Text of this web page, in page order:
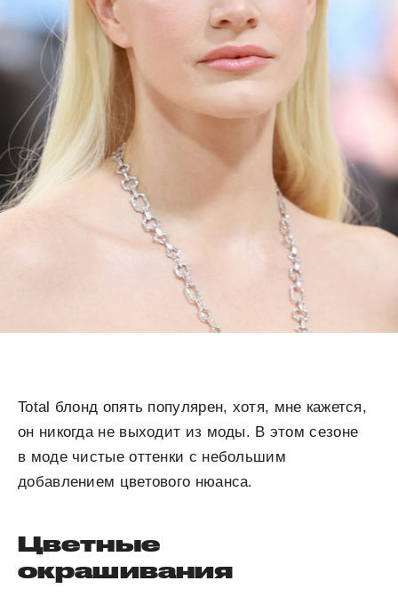
Total блонд опять популярен, хотя, мне кажется,
он никогда не выходит из моды. В этом сезоне
в моде чистые оттенки с небольшим
добавлением цветового нюанса.
Цветные
окрашивания